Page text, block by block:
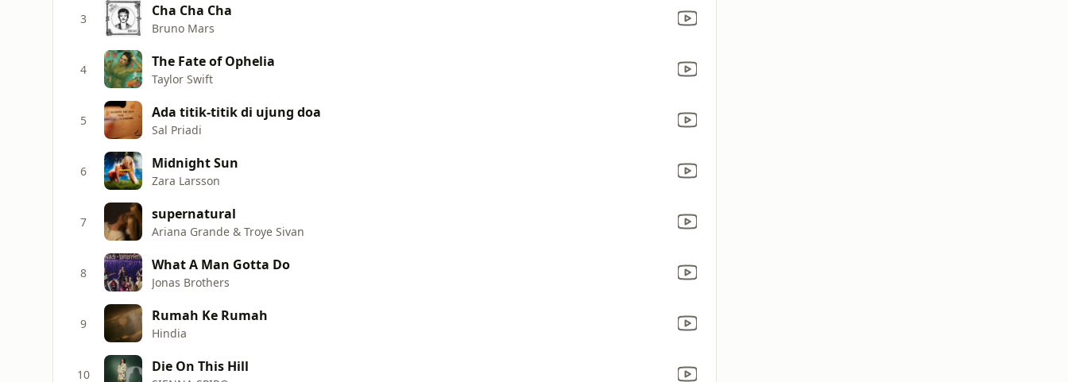
3 Cha Cha Cha
Bruno Mars
4 The Fate of Ophelia
Taylor Swift
5 Ada titik-titik di ujung doa
Sal Priadi
6 Midnight Sun
Zara Larsson
7 supernatural
Ariana Grande & Troye Sivan
8 What A Man Gotta Do
Jonas Brothers
9 Rumah Ke Rumah
Hindia
10 Die On This Hill